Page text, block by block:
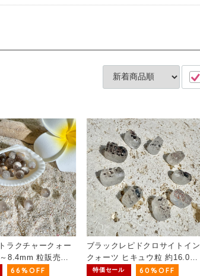
ラクチャークォー
8.4mm 粒販売
66%OFF
ブラックレピドクロサイトイン
クォーツ ヒキュウ粒 約16.0～
17.0mm(ランダム)
特価セール 60%OFF